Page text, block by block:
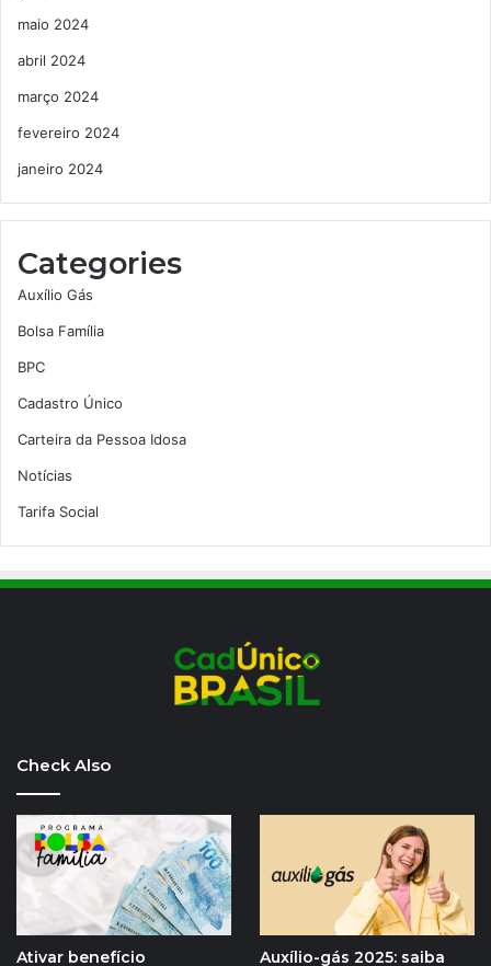
maio 2024
abril 2024
março 2024
fevereiro 2024
janeiro 2024
Categories
Auxílio Gás
Bolsa Família
BPC
Cadastro Único
Carteira da Pessoa Idosa
Notícias
Tarifa Social
Check Also
Ativar benefício Auxílio-gás 2025: saiba